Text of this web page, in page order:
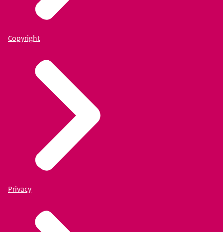
Copyright
Privacy